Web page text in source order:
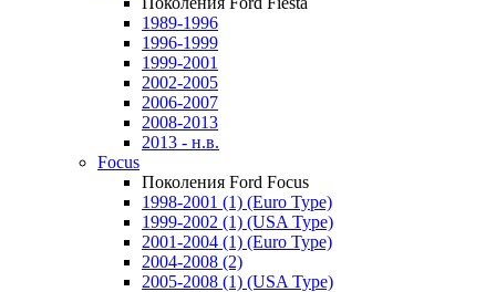
1989-1996
1996-1999
1999-2001
2002-2005
2006-2007
2008-2013
2013 - н.в.
Focus
Поколения Ford Focus
1998-2001 (1) (Euro Type)
1999-2002 (1) (USA Type)
2001-2004 (1) (Euro Type)
2004-2008 (2)
2005-2008 (1) (USA Type)